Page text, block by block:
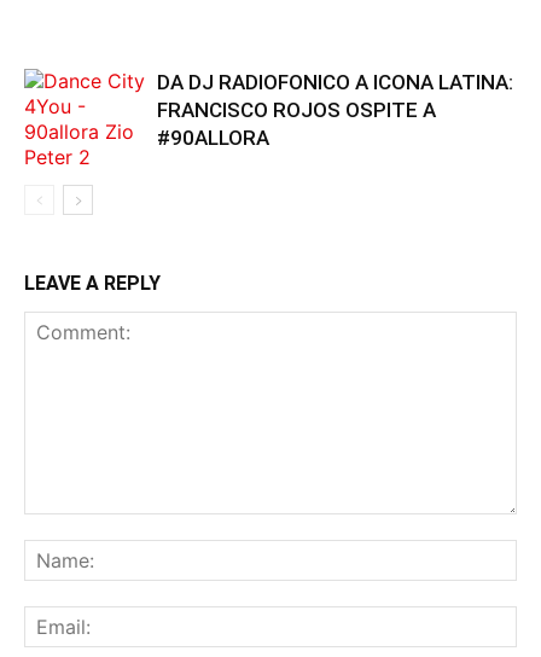
DA DJ RADIOFONICO A ICONA LATINA:
FRANCISCO ROJOS OSPITE A
#90ALLORA
LEAVE A REPLY